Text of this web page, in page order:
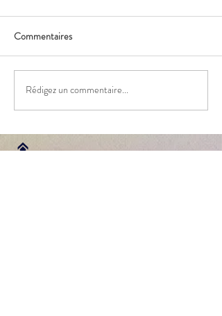
Commentaires
Rédigez un commentaire...